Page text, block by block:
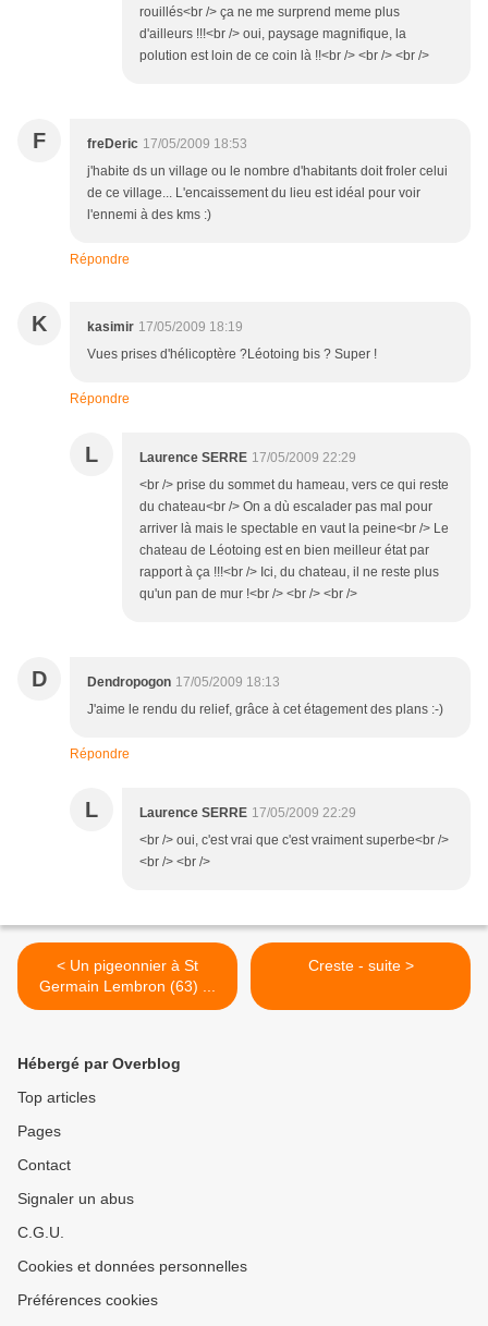
rouillés<br /> ça ne me surprend meme plus
d'ailleurs !!!<br /> oui, paysage magnifique, la
polution est loin de ce coin là !!<br /> <br /> <br />
F freDeric 17/05/2009 18:53
j'habite ds un village ou le nombre d'habitants doit froler celui
de ce village... L'encaissement du lieu est idéal pour voir
l'ennemi à des kms :)
Répondre
K kasimir 17/05/2009 18:19
Vues prises d'hélicoptère ?Léotoing bis ? Super !
Répondre
L Laurence SERRE 17/05/2009 22:29
<br /> prise du sommet du hameau, vers ce qui reste
du chateau<br /> On a dù escalader pas mal pour
arriver là mais le spectable en vaut la peine<br /> Le
chateau de Léotoing est en bien meilleur état par
rapport à ça !!!<br /> Ici, du chateau, il ne reste plus
qu'un pan de mur !<br /> <br /> <br />
D Dendropogon 17/05/2009 18:13
J'aime le rendu du relief, grâce à cet étagement des plans :-)
Répondre
L Laurence SERRE 17/05/2009 22:29
<br /> oui, c'est vrai que c'est vraiment superbe<br />
<br /> <br />
< Un pigeonnier à St
Germain Lembron (63) ...
Creste - suite >
Hébergé par Overblog
Top articles
Pages
Contact
Signaler un abus
C.G.U.
Cookies et données personnelles
Préférences cookies